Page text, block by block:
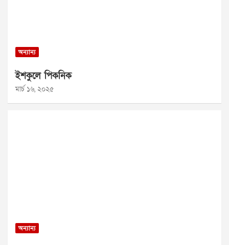
অন্যান্য
ইশকুলে পিকনিক
মার্চ ১৬, ২০২৫
অন্যান্য